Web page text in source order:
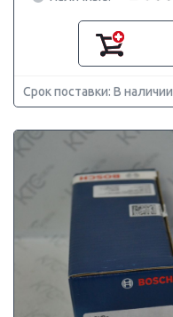
Срок поставки: В наличии